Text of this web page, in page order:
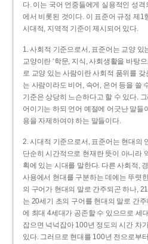
다. 이는 국어 언중들에게 실용적인 성
에서 비롯된 것이다. 이 표준어 규정 제1
시대적, 지역적 기준이 제시되어 있다.
1. 사회적 기준으로서, 표준어는 교양 있
교양이란 ‘학문, 지식, 사회생활을 바탕
로 교양 있는 사람이란 사회적 품위를
는 사람이라도 비어, 속어, 은어 등을 쓸
기준은 상당히 느슨하다고 할 수 있다.
어이기는 하되 언어 예절에 어긋난 말들
용을 자제하여야 하는 말들이다.
2. 시대적 기준으로서, 표준어는 현대의
단순히 시간적으로 현재란 뜻이 아니라
획에 있는 시대를 말한다. 다른 사회적,
사용에서 현대를 구분하는 데에는 뚜렷
의 구어가 현대의 말로 간주되곤 하나,
는 20세기 초의 구어를 현대의 말로 간
에 최대 4세대가 공존할 수 있으므로 세
잡으면 넉넉잡아 100년 정도의 시간 차
있다. 그러므로 현대를 100년 전으로부